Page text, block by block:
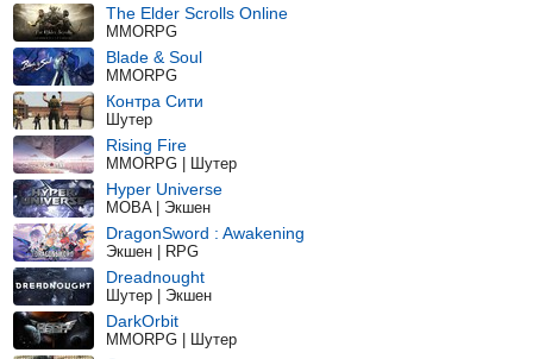
The Elder Scrolls Online
MMORPG
Blade & Soul
MMORPG
Контра Сити
Шутер
Rising Fire
MMORPG | Шутер
Hyper Universe
MOBA | Экшен
DragonSword : Awakening
Экшен | RPG
Dreadnought
Шутер | Экшен
DarkOrbit
MMORPG | Шутер